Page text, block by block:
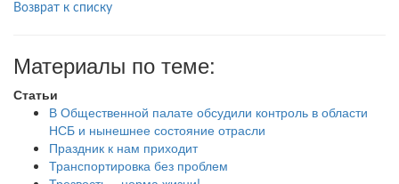
Возврат к списку
Материалы по теме:
Статьи
В Общественной палате обсудили контроль в области
НСБ и нынешнее состояние отрасли
Праздник к нам приходит
Транспортировка без проблем